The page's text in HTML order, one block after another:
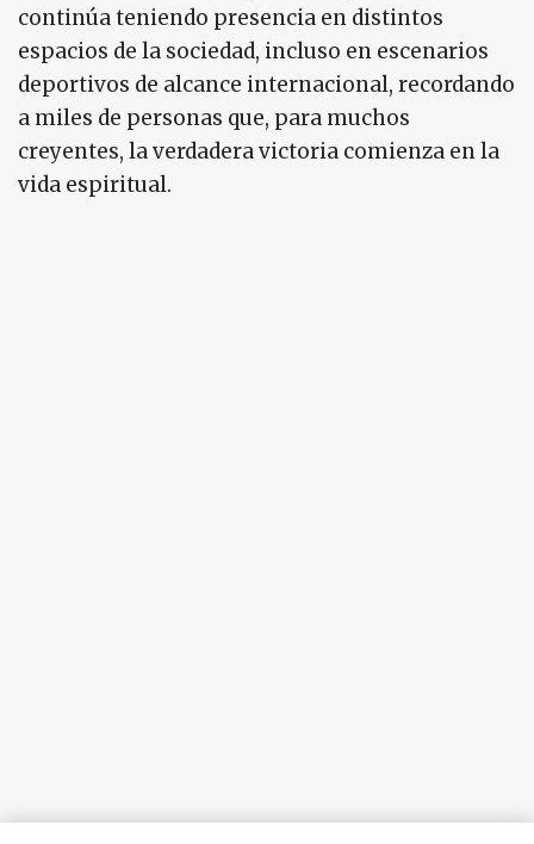
continúa teniendo presencia en distintos
espacios de la sociedad, incluso en escenarios
deportivos de alcance internacional, recordando
a miles de personas que, para muchos
creyentes, la verdadera victoria comienza en la
vida espiritual.